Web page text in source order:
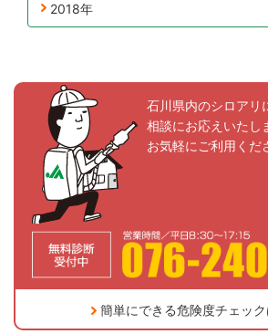
2018年
石川県内のシロアリ
相談にお応えいたし
お気軽にご利用くだ
簡単にできる危険度チェッ